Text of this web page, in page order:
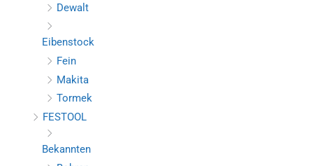
Dewalt
Eibenstock
Fein
Makita
Tormek
FESTOOL
Bekannten